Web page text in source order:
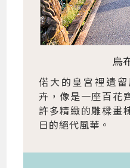
烏
偌大的皇宮裡遺
卉，像是一座百花
許多精緻的雕樑畫
日的絕代風華。